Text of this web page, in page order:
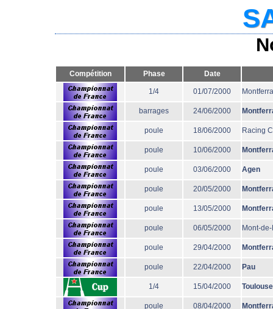
Compétition Phase Date
1/4 01/07/2000
barrages 24/06/2000
poule 18/06/2000 Racing
poule 10/06/2000
poule 03/06/2000 Agen
poule 20/05/2000
poule 13/05/2000
poule 06/05/2000 Mont-
poule 29/04/2000
poule 22/04/2000 Pau
1/4 15/04/2000 Toulouse
poule 08/04/2000